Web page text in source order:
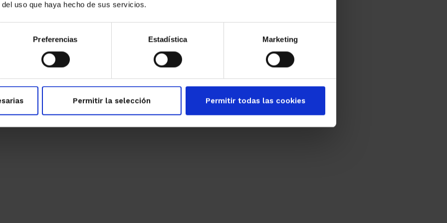
uso que haya hecho de sus servicios.
Preferencias Estadística Marketing
Permitir la selección Permitir todas las cookies
asistir a la presentación del Colectivo Wilson en el
Círculo de Economía, formado por prestigiosos
economistas, académicos en distintas universidades
universidad de Princeton Pol Antras, […]
Leer más